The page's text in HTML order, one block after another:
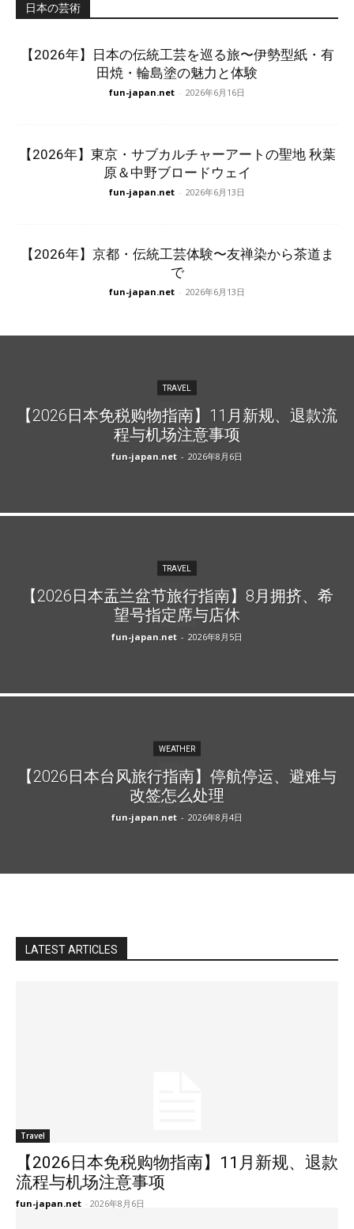
日本の芸術
【2026年】日本の伝統工芸を巡る旅〜伊勢型紙・有
田焼・輪島塗の魅力と体験
fun-japan.net - 2026年6月16日
【2026年】東京・サブカルチャーアートの聖地 秋葉
原＆中野ブロードウェイ
fun-japan.net - 2026年6月13日
【2026年】京都・伝統工芸体験〜友禅染から茶道ま
で
fun-japan.net - 2026年6月13日
TRAVEL
【2026日本免税购物指南】11月新规、退款流
程与机场注意事项
fun-japan.net - 2026年8月6日
TRAVEL
【2026日本盂兰盆节旅行指南】8月拥挤、希
望号指定席与店休
fun-japan.net - 2026年8月5日
WEATHER
【2026日本台风旅行指南】停航停运、避难与
改签怎么处理
fun-japan.net - 2026年8月4日
LATEST ARTICLES
Travel
【2026日本免税购物指南】11月新规、退款
流程与机场注意事项
fun-japan.net - 2026年8月6日